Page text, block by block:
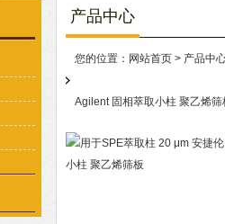
产品中心
您的位置： 网站首页 > 产品中
Agilent 固相萃取小柱 聚乙烯筛